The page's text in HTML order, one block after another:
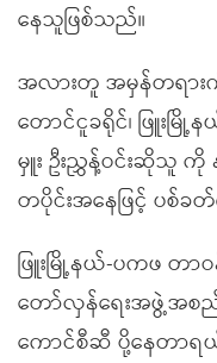
နေသူဖြစ်သည်။
အလားတူ အမှန်တရား
တောင်ငူခရိုင်၊ ဖြူးမ
မှူး ဦးညွှန့်ဝင်းဆိုသူ
တပိုင်းအနေဖြင့် ပစ်ခ
ဖြူးမြို့နယ်-ပကဖ တာ
တော်လှန်ရေးအဖွဲ့အစ
ကောင်စီဆီ ပို့နေတာရ